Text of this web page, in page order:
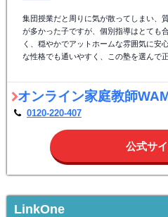
集団授業だと周りに気が散ってしまい、
が多かった子ですが、個別指導はとても
く、穏やかでアットホームな雰囲気に安
な性格でも通いやすく、この塾を選んで正
オンライン家庭教師
0120-220-407
公式サ
LinkOne